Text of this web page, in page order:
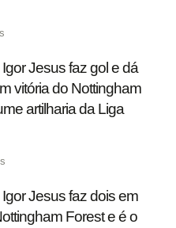
Jesus faz gol e dá
vitória do Nottingham
artilharia da Liga
Jesus faz dois em
Forest e é o